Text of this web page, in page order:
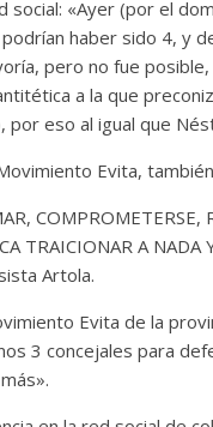
social: «Ayer (por el
haber sido 4, y
pero no fue
a la que
eso al igual que
Evita,
TRAICIONAR A
Artola.
Evita de la
3 concejales para